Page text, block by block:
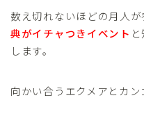
数え切れないほどの月人
典がイチャつきイベント
します。
向かい合うエクメアとカン